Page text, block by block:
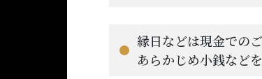
縁日などは現金での
あらかじめ小銭など